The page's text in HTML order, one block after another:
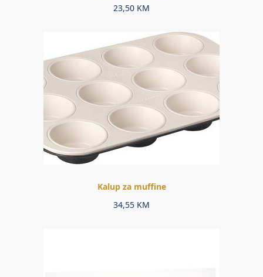
23,50 KM
Kalup za muffine
34,55 KM